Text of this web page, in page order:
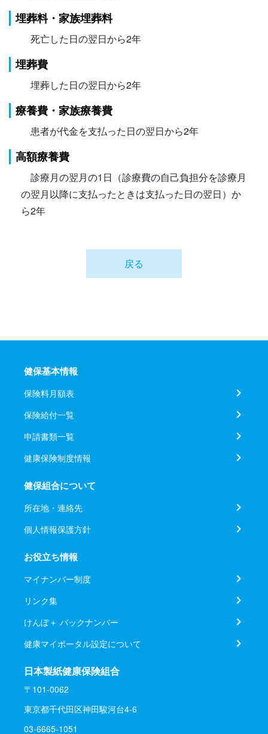
埋葬料・家族埋葬料
死亡した日の翌日から2年
埋葬費
埋葬した日の翌日から2年
療養費・家族療養費
患者が代金を支払った日の翌日から2年
高額療養費
診療月の翌月の1日（診療費の自己負担分を診療月
の翌月以降に支払ったときは支払った日の翌日）か
ら2年
戻る
健保基本情報
保険料月額表
保険給付一覧
申請書類一覧
健康保険制度情報
健保組合について
所在地・連絡先
個人情報保護方針
お役立ち情報
マイナンバー制度
リンク集
けんぽ＋ バックナンバー
健康マイポータル設定について
日本製紙健康保険組合
〒101-0062
東京都千代田区神田駿河台4-6
03-6665-1051